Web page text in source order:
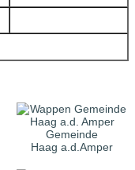
Gemeinde
Haag a.d.Amper